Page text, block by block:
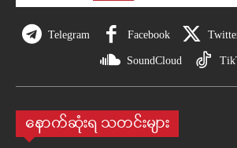
Telegram Facebook
SoundCloud
နောက်ဆုံးရ သတင်းများ